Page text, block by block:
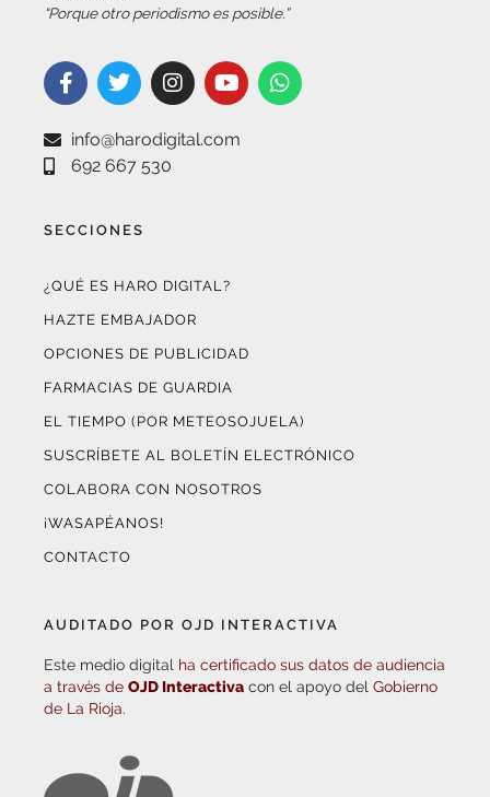
“Porque otro periodismo es posible.”
info@harodigital.com
692 667 530
SECCIONES
¿QUÉ ES HARO DIGITAL?
HAZTE EMBAJADOR
OPCIONES DE PUBLICIDAD
FARMACIAS DE GUARDIA
EL TIEMPO (POR METEOSOJUELA)
SUSCRÍBETE AL BOLETÍN ELECTRÓNICO
COLABORA CON NOSOTROS
¡WASAPÉANOS!
CONTACTO
AUDITADO POR OJD INTERACTIVA
Este medio digital ha certificado sus datos de audiencia
a través de OJD Interactiva con el apoyo del Gobierno
de La Rioja.